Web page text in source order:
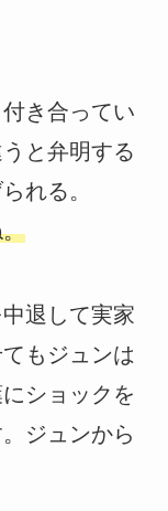
き合ってい
と弁明する
れる。
退して実家
もジュンは
ショックを
ジュンから